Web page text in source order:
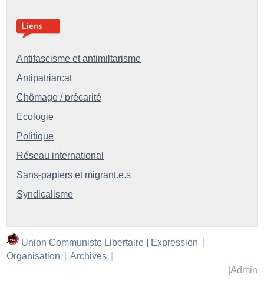
Antifascisme et antimiltarisme
Antipatriarcat
Chômage / précarité
Ecologie
Politique
Réseau international
Sans-papiers et migrant.e.s
Syndicalisme
Union Communiste Libertaire | Expression
Organisation
Archives
Admin